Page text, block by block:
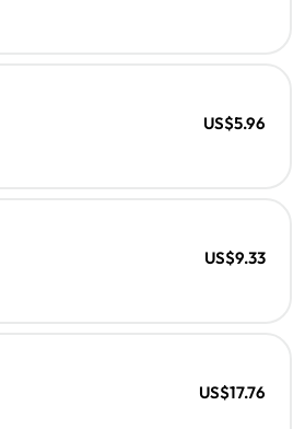
US$5.96
US$9.33
US$17.76